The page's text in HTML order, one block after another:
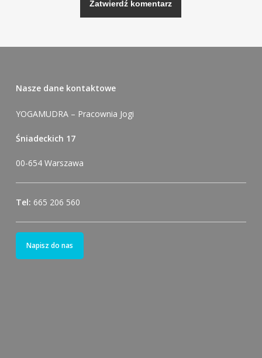
Nasze dane kontaktowe
YOGAMUDRA – Pracownia Jogi
Śniadeckich 17
00-654 Warszawa
Tel: 665 206 560
Napisz do nas